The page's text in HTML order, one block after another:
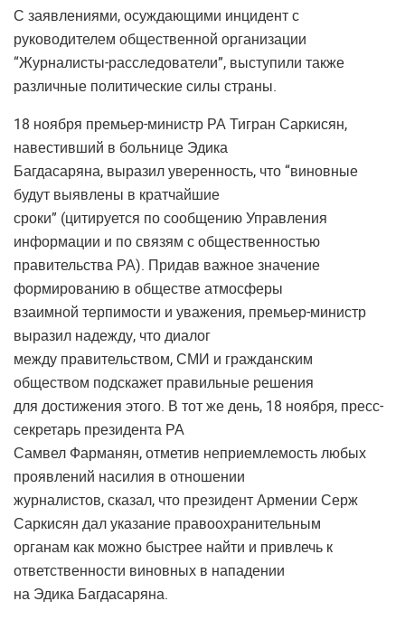
С заявлениями, осуждающими инцидент с
руководителем общественной организации
“Журналисты-расследователи”, выступили также
различные политические силы страны.
18 ноября премьер-министр РА Тигран Саркисян,
навестивший в больнице Эдика
Багдасаряна, выразил уверенность, что “виновные
будут выявлены в кратчайшие
сроки” (цитируется по сообщению Управления
информации и по связям с общественностью
правительства РА). Придав важное значение
формированию в обществе атмосферы
взаимной терпимости и уважения, премьер-министр
выразил надежду, что диалог
между правительством, СМИ и гражданским
обществом подскажет правильные решения
для достижения этого. В тот же день, 18 ноября, пресс-
секретарь президента РА
Самвел Фарманян, отметив неприемлемость любых
проявлений насилия в отношении
журналистов, сказал, что президент Армении Серж
Саркисян дал указание правоохранительным
органам как можно быстрее найти и привлечь к
ответственности виновных в нападении
на Эдика Багдасаряна.